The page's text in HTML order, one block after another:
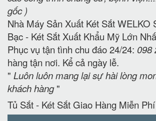
gốc )
Nhà Máy Sản Xuất Két Sắt WELKO
Bạc - Két Sắt Xuất Khẩu Mỹ Lớn
Phục vụ tận tình chu đáo 24/24: 098
hàng tận nơi. Kể cả ngày lễ.
" Luôn luôn mang lại sự hài lòng
khách hàng"
Tủ Sắt - Két Sắt Giao Hàng Miễn